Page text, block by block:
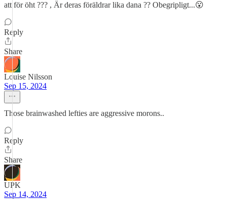
att för öht ??? , Är deras föräldrar lika dana ?? Obegripligt...😮
Reply
Share
Louise Nilsson
Sep 15, 2024
Those brainwashed lefties are aggressive morons..
Reply
Share
UPK
Sep 14, 2024